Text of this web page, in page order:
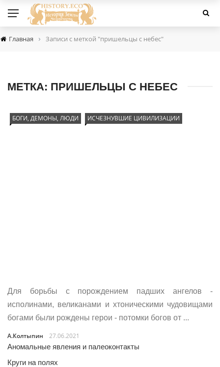
Главная › Записи с меткой "пришельцы с небес"
МЕТКА: ПРИШЕЛЬЦЫ С НЕБЕС
БОГИ, ДЕМОНЫ, ЛЮДИ ИСЧЕЗНУВШИЕ ЦИВИЛИЗАЦИИ
Для борьбы с порождением падших ангелов -
исполинами, великанами и хтоническими чудовищами
богами были рождены герои - потомки богов от ...
А.Колтыпин
27.06.2021
Аномальные явления и палеоконтакты
Круги на полях